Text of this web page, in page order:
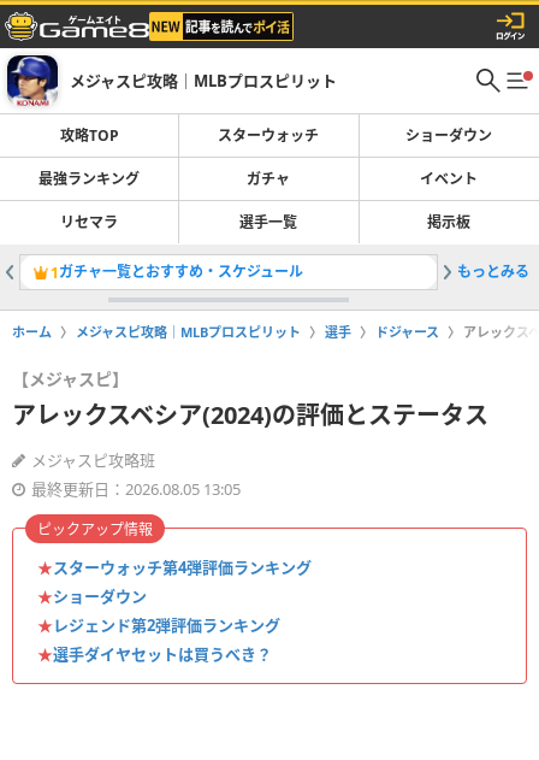
メジャスピ攻略｜MLBプロスピリット
攻略TOP スターウォッチ ショーダウン
最強ランキング ガチャ イベント
リセマラ 選手一覧 掲示板
1ガチャ一覧とおすすめ・スケジュール 2大谷翔
もっとみる
ホーム メジャスピ攻略｜MLBプロスピリット 選手 ドジャース アレックス
【メジャスピ】
アレックスベシア(2024)の評価とステータス
メジャスピ攻略班
最終更新日：2026.08.05 13:05
★スターウォッチ第4弾評価ランキング
★ショーダウン
★レジェンド第2弾評価ランキング
★選手ダイヤセットは買うべき？
ピックアップ情報